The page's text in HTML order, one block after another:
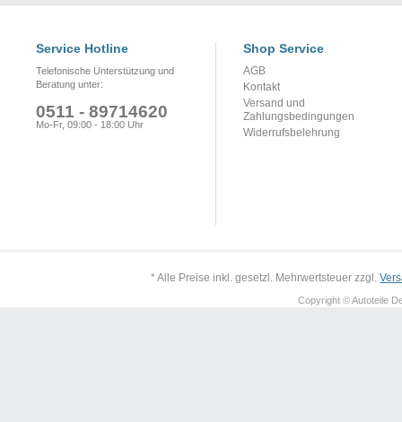
Service Hotline
Telefonische Unterstützung und
Beratung unter:
0511 - 89714620
Mo-Fr, 09:00 - 18:00 Uhr
Shop Service
AGB
Kontakt
Versand und
Zahlungsbedingungen
Widerrufsbelehrung
* Alle Preise inkl. gesetzl. Mehrwertsteuer zzgl.
Copyright © Autoteile